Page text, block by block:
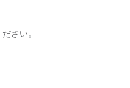
さい。